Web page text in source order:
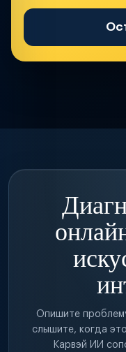
Опишите
слышите, когда
Карвэй ИИ